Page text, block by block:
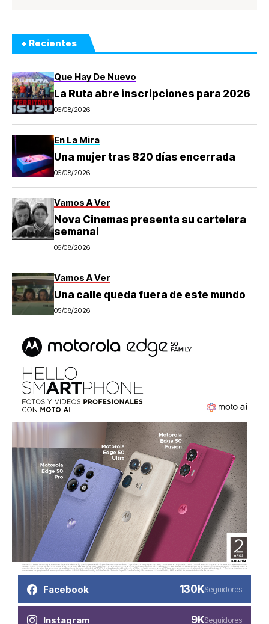
+ Recientes
Que Hay De Nuevo
La Ruta abre inscripciones para 2026
06/08/2026
En La Mira
Una mujer tras 820 días encerrada
06/08/2026
Vamos A Ver
Nova Cinemas presenta su cartelera
semanal
06/08/2026
Vamos A Ver
Una calle queda fuera de este mundo
05/08/2026
Facebook 130KSeguidores
Instagram 9KSeguidores